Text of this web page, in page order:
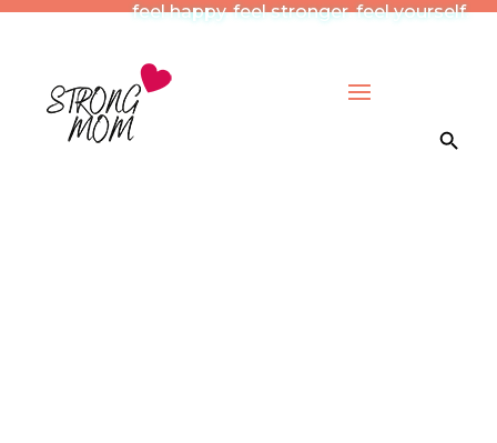
feel happy. feel stronger. feel yourself.